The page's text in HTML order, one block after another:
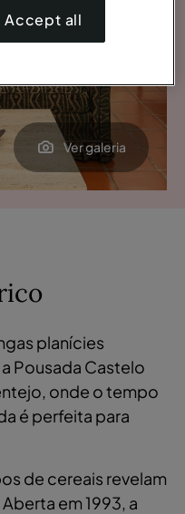
Ver galeria
planícies
Pousada Castelo
onde o tempo
é perfeita para
de cereais revelam
em 1993, a
Accept all